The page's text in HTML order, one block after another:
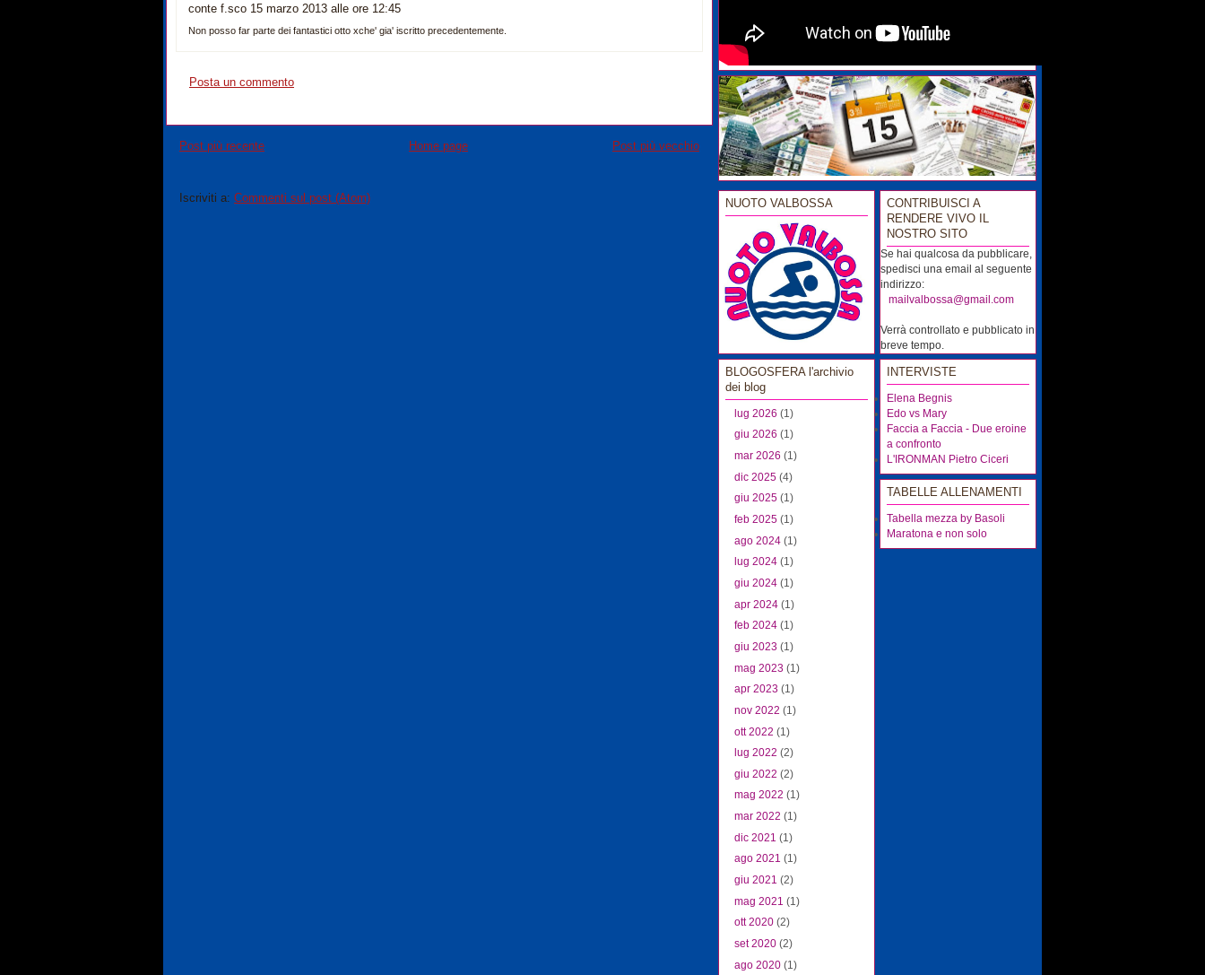
conte f.sco 15 marzo 2013 alle ore 12:45
Non posso far parte dei fantastici otto xche' gia' iscritto precedentemente.
Posta un commento
Post più recente Post più vecchio
Home page
Iscriviti a: Commenti sul post (Atom) NUOTO VALBOSSA
BLOGOSFERA l'archivio
dei blog
lug 2026 (1)
giu 2026 (1)
mar 2026 (1)
dic 2025 (4)
giu 2025 (1)
feb 2025 (1)
ago 2024 (1)
lug 2024 (1)
giu 2024 (1)
apr 2024 (1)
feb 2024 (1)
giu 2023 (1)
mag 2023 (1)
apr 2023 (1)
nov 2022 (1)
ott 2022 (1)
lug 2022 (2)
giu 2022 (2)
mag 2022 (1)
mar 2022 (1)
dic 2021 (1)
ago 2021 (1)
giu 2021 (2)
mag 2021 (1)
ott 2020 (2)
set 2020 (2)
ago 2020 (1)
CONTRIBUISCI A
RENDERE VIVO IL
NOSTRO SITO
Se hai qualcosa da pubblicare,
spedisci una email al seguente
indirizzo:
mailvalbossa@gmail.com
Verrà controllato e pubblicato in
breve tempo.
INTERVISTE
Elena Begnis
Edo vs Mary
Faccia a Faccia - Due eroine
a confronto
L'IRONMAN Pietro Ciceri
TABELLE ALLENAMENTI
Tabella mezza by Basoli
Maratona e non solo